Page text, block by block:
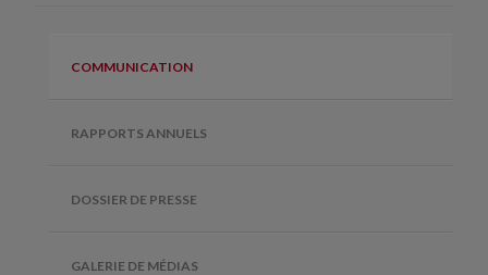
COMMUNICATION
RAPPORTS ANNUELS
DOSSIER DE PRESSE
GALERIE DE MÉDIAS